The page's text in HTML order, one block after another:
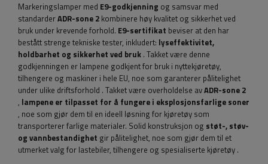
Markeringslamper med E9-godkjenning og samsvar med
standarderADR-sone 2 kombinere høy kvalitet og sikkerhet ved
bruk under krevende forhold. E9-sertifikat beviser at den har
bestått strenge tekniske tester, inkludert: lyseffektivitet,
holdbarhet og sikkerhet ved bruk . Takket være denne
godkjenningen er lampene godkjent for bruk i nyttekjøretøy,
tilhengere og maskiner i hele EU, noe som garanterer pålitelighet
under ulike driftsforhold . Takket være overholdelse avADR-sone 2
, lampene er tilpasset for å fungere i eksplosjonsfarlige soner
, noe som gjør dem til en ideell løsning for kjøretøy som
transporterer farlige materialer. Solid konstruksjon og støt-, støv-
og vannbestandighet gir pålitelighet, noe som gjør dem til et
utmerket valg for lastebiler, tilhengere og spesialiserte kjøretøy .